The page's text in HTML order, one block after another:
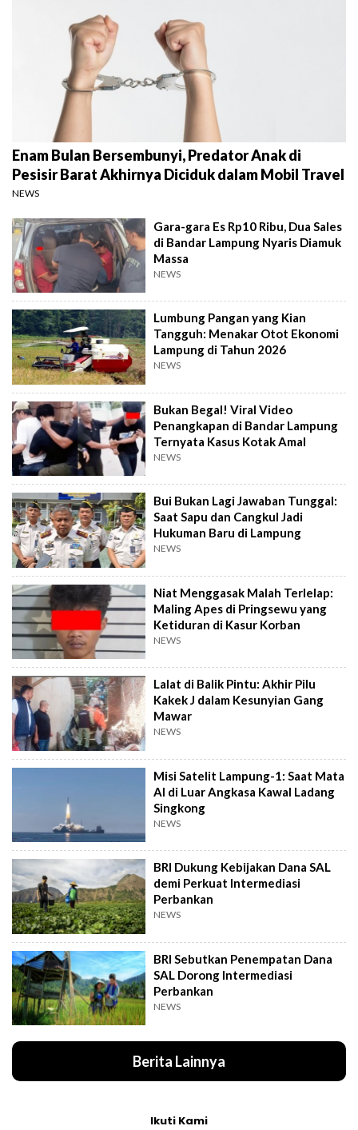
Enam Bulan Bersembunyi, Predator Anak di
Pesisir Barat Akhirnya Diciduk dalam Mobil Travel
NEWS
Gara-gara Es Rp10 Ribu, Dua Sales
di Bandar Lampung Nyaris Diamuk
Massa
NEWS
Lumbung Pangan yang Kian
Tangguh: Menakar Otot Ekonomi
Lampung di Tahun 2026
NEWS
Bukan Begal! Viral Video
Penangkapan di Bandar Lampung
Ternyata Kasus Kotak Amal
NEWS
Bui Bukan Lagi Jawaban Tunggal:
Saat Sapu dan Cangkul Jadi
Hukuman Baru di Lampung
NEWS
Niat Menggasak Malah Terlelap:
Maling Apes di Pringsewu yang
Ketiduran di Kasur Korban
NEWS
Lalat di Balik Pintu: Akhir Pilu
Kakek J dalam Kesunyian Gang
Mawar
NEWS
Misi Satelit Lampung-1: Saat Mata
AI di Luar Angkasa Kawal Ladang
Singkong
NEWS
BRI Dukung Kebijakan Dana SAL
demi Perkuat Intermediasi
Perbankan
NEWS
BRI Sebutkan Penempatan Dana
SAL Dorong Intermediasi
Perbankan
NEWS
Berita Lainnya
Ikuti Kami